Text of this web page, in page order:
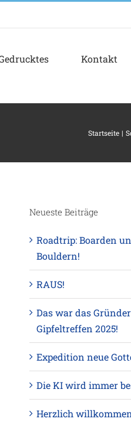
Kontakt
Startseite
Neueste Beiträge
Roadtrip: Boarden
Bouldern!
RAUS!
Das war das
Gipfeltreffen 2025!
Expedition neue
Die KI wird immer
Herzlich